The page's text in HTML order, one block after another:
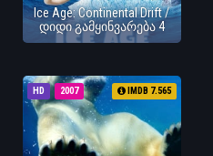
Ice Age: Continental Drift /
დიდი გამყინვარება 4
HD 2007 IMDB 7.565